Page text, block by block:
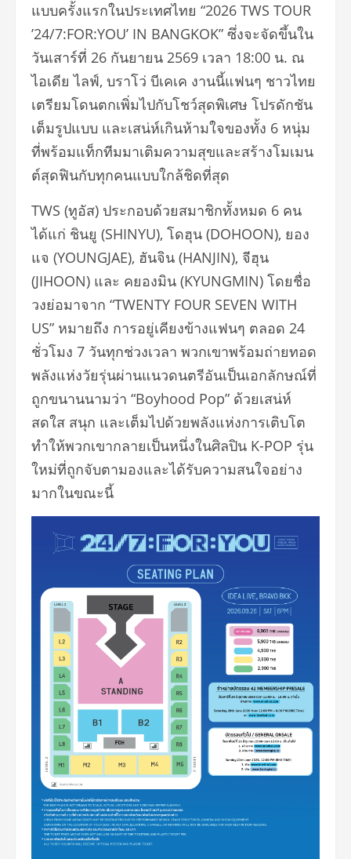
แบบครั้งแรกในประเทศไทย “2026 TWS TOUR
’24/7:FOR:YOU’ IN BANGKOK” ซึ่งจะจัดขึ้นใน
วันเสาร์ที่ 26 กันยายน 2569 เวลา 18:00 น. ณ
ไอเดีย ไลฟ์, บราโว่ บีเคเค งานนี้แฟนๆ ชาวไทย
เตรียมโดนตกเพิ่มไปกับโชว์สุดพิเศษ โปรดักชัน
เต็มรูปแบบ และเสน่ห์เกินห้ามใจของทั้ง 6 หนุ่ม
ที่พร้อมแท็กทีมมาเติมความสุขและสร้างโมเมน
ต์สุดฟินกับทุกคนแบบใกล้ชิดที่สุด
TWS (ทูอัส) ประกอบด้วยสมาชิกทั้งหมด 6 คน
ได้แก่ ชินยู (SHINYU), โดฮุน (DOHOON), ยอง
แจ (YOUNGJAE), ฮันจิน (HANJIN), จีฮุน
(JIHOON) และ คยองมิน (KYUNGMIN) โดยชื่อ
วงย่อมาจาก “TWENTY FOUR SEVEN WITH
US” หมายถึง การอยู่เคียงข้างแฟนๆ ตลอด 24
ชั่วโมง 7 วันทุกช่วงเวลา พวกเขาพร้อมถ่ายทอด
พลังแห่งวัยรุ่นผ่านแนวดนตรีอันเป็นเอกลักษณ์ที่
ถูกขนานนามว่า “Boyhood Pop” ด้วยเสน่ห์
สดใส สนุก และเต็มไปด้วยพลังแห่งการเติบโต
ทำให้พวกเขากลายเป็นหนึ่งในศิลปิน K-POP รุ่น
ใหม่ที่ถูกจับตามองและได้รับความสนใจอย่าง
มากในขณะนี้